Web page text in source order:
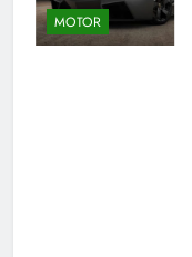
MOTOR